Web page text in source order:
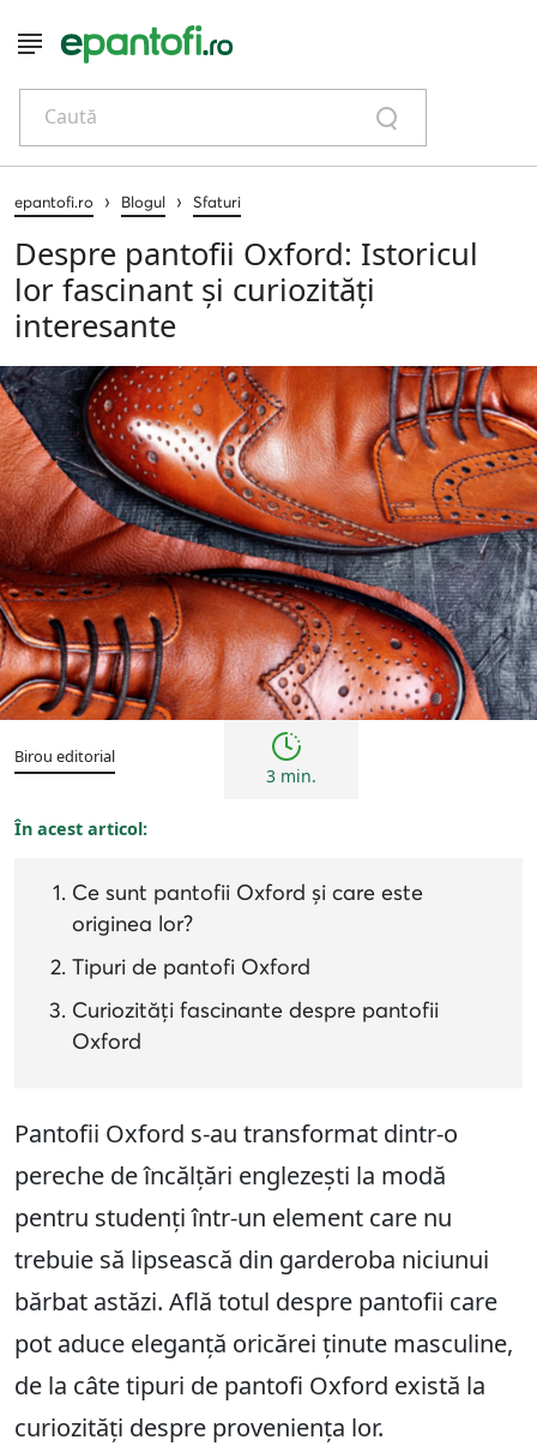
Caută
epantofi.ro › Blogul › Sfaturi
Despre pantofii Oxford: Istoricul
lor fascinant și curiozități
interesante
Sfaturi
Birou editorial
3 min.
În acest articol:
Ce sunt pantofii Oxford și care este
originea lor?
Tipuri de pantofi Oxford
Curiozități fascinante despre pantofii
Oxford
Pantofii Oxford s-au transformat dintr-o
pereche de încălțări englezești la modă
pentru studenți într-un element care nu
trebuie să lipsească din garderoba niciunui
bărbat astăzi. Află totul despre pantofii care
pot aduce eleganță oricărei ținute masculine,
de la câte tipuri de pantofi Oxford există la
curiozități despre proveniența lor.